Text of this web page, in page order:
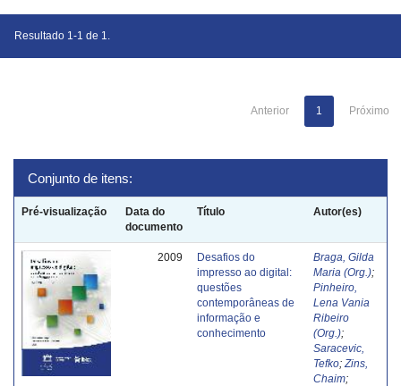
Resultado 1-1 de 1.
Anterior 1 Próximo
Conjunto de itens:
Pré-visualização
Data do
documento
Título Autor(es)
2009
Desafios do
impresso ao digital:
questões
contemporâneas de
informação e
conhecimento
Braga, Gilda
Maria (Org.);
Pinheiro,
Lena Vania
Ribeiro
(Org.);
Saracevic,
Tefko; Zins,
Chaim;